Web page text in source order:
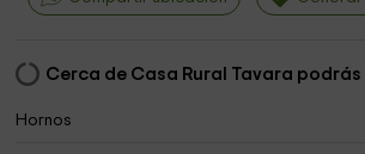
Cerca de Casa Rural Tavara podrás
Hornos